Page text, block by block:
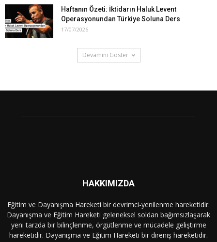
Haftanın Özeti: İktidarın Haluk Levent
Operasyonundan Türkiye Soluna Ders
17/07/2026
Devamını Göster
HAKKIMIZDA
Eğitim ve Dayanışma Hareketi bir devrimci-yenilenme hareketidir.
Dayanışma ve Eğitim Hareketi geleneksel soldan bağımsızlaşarak
yeni tarzda bir bilinçlenme, örgütlenme ve mücadele geliştirme
hareketidir. Dayanışma ve Eğitim Hareketi bir direniş hareketidir.